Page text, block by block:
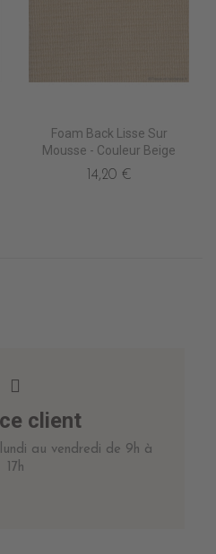
Foam Back Lisse Sur
Mousse - Couleur Beige
14,20 €
client
au vendredi de 9h à
17h